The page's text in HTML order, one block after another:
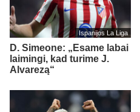
Ispanijos La Liga
D. Simeone: „Esame labai
laimingi, kad turime J.
Alvarezą“